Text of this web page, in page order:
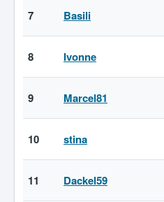
7 Basili
8 Ivonne
9 Marcel81
10 stina
11 Dackel59